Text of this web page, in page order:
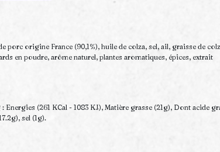
origine France (90,1%), huile de colza, sel, ail, graisse de
en poudre, arôme naturel, plantes aromatiques, épices, extrait
(261 KCal - 1083 KJ), Matière grasse (21g), Dont acide
sel (1g).